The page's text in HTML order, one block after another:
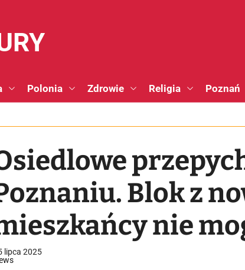
Polonia Zdrowie Religia Poznań
Blok z
nie
lipca 2025